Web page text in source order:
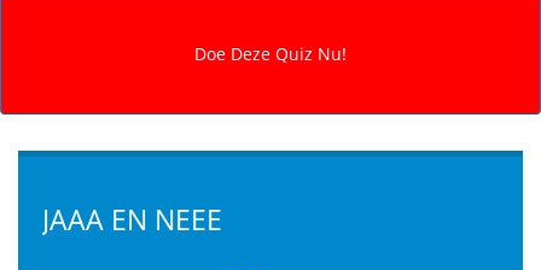
JAAA EN NEEE